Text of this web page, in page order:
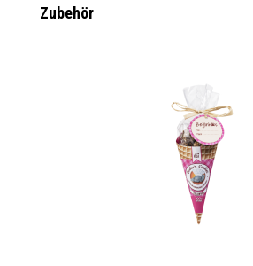
Produktgalerie überspringen
Zubehör